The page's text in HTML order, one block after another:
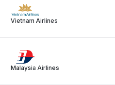
Vietnam Airlines
Malaysia Airlines